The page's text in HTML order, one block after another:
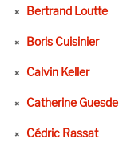
Bertrand Loutte
Boris Cuisinier
Calvin Keller
Catherine Guesde
Cédric Rassat